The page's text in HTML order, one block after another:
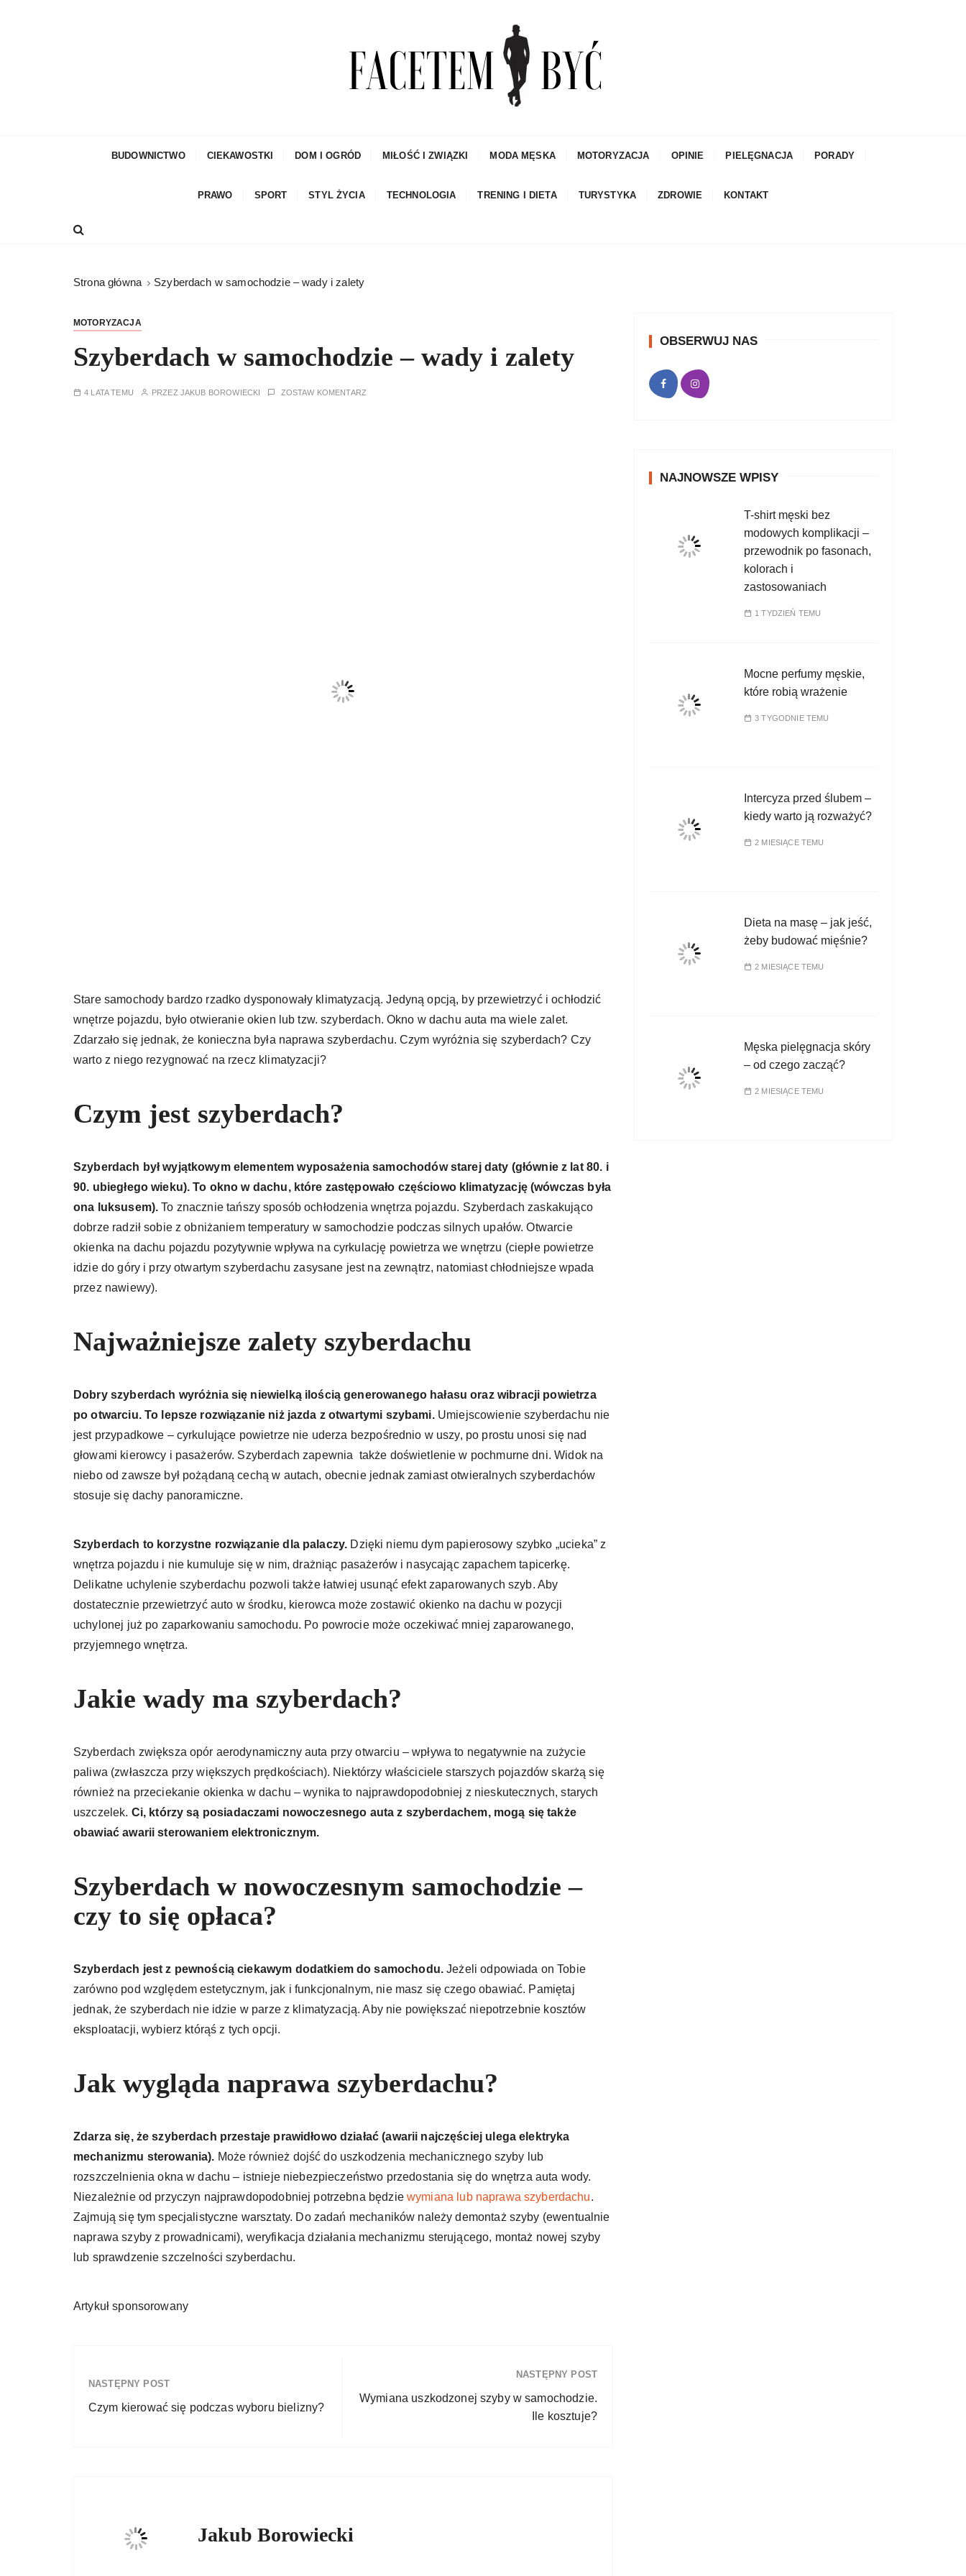
Facetem Być
BUDOWNICTWO CIEKAWOSTKI DOM I OGRÓD MIŁOŚĆ I ZWIĄZKI MODA MĘSKA MOTORYZACJA OPINIE PIELĘGNACJA PORADY
PRAWO SPORT STYL ŻYCIA TECHNOLOGIA TRENING I DIETA TURYSTYKA ZDROWIE KONTAKT
Strona główna Szyberdach w samochodzie – wady i zalety
MOTORYZACJA
Szyberdach w samochodzie – wady i zalety
4 LATA TEMU PRZEZ JAKUB BOROWIECKI ZOSTAW KOMENTARZ
Stare samochody bardzo rzadko dysponowały klimatyzacją. Jedyną opcją, by przewietrzyć i ochłodzić
wnętrze pojazdu, było otwieranie okien lub tzw. szyberdach. Okno w dachu auta ma wiele zalet.
Zdarzało się jednak, że konieczna była naprawa szyberdachu. Czym wyróżnia się szyberdach? Czy
warto z niego rezygnować na rzecz klimatyzacji?
Czym jest szyberdach?
Szyberdach był wyjątkowym elementem wyposażenia samochodów starej daty (głównie z lat 80. i
90. ubiegłego wieku). To okno w dachu, które zastępowało częściowo klimatyzację (wówczas była
ona luksusem).To znacznie tańszy sposób ochłodzenia wnętrza pojazdu. Szyberdach zaskakująco
dobrze radził sobie z obniżaniem temperatury w samochodzie podczas silnych upałów. Otwarcie
okienka na dachu pojazdu pozytywnie wpływa na cyrkulację powietrza we wnętrzu (ciepłe powietrze
idzie do góry i przy otwartym szyberdachu zasysane jest na zewnątrz, natomiast chłodniejsze wpada
przez nawiewy).
Najważniejsze zalety szyberdachu
Dobry szyberdach wyróżnia się niewielką ilością generowanego hałasu oraz wibracji powietrza
po otwarciu. To lepsze rozwiązanie niż jazda z otwartymi szybami. Umiejscowienie szyberdachu nie
jest przypadkowe – cyrkulujące powietrze nie uderza bezpośrednio w uszy, po prostu unosi się nad
głowami kierowcy i pasażerów. Szyberdach zapewnia także doświetlenie w pochmurne dni. Widok na
niebo od zawsze był pożądaną cechą w autach, obecnie jednak zamiast otwieralnych szyberdachów
stosuje się dachy panoramiczne.
Szyberdach to korzystne rozwiązanie dla palaczy. Dzięki niemu dym papierosowy szybko „ucieka” z
wnętrza pojazdu i nie kumuluje się w nim, drażniąc pasażerów i nasycając zapachem tapicerkę.
Delikatne uchylenie szyberdachu pozwoli także łatwiej usunąć efekt zaparowanych szyb. Aby
dostatecznie przewietrzyć auto w środku, kierowca może zostawić okienko na dachu w pozycji
uchylonej już po zaparkowaniu samochodu. Po powrocie może oczekiwać mniej zaparowanego,
przyjemnego wnętrza.
Jakie wady ma szyberdach?
Szyberdach zwiększa opór aerodynamiczny auta przy otwarciu – wpływa to negatywnie na zużycie
paliwa (zwłaszcza przy większych prędkościach). Niektórzy właściciele starszych pojazdów skarżą się
również na przeciekanie okienka w dachu – wynika to najprawdopodobniej z nieskutecznych, starych
uszczelek. Ci, którzy są posiadaczami nowoczesnego auta z szyberdachem, mogą się także
obawiać awarii sterowaniem elektronicznym.
Szyberdach w nowoczesnym samochodzie –
czy to się opłaca?
Szyberdach jest z pewnością ciekawym dodatkiem do samochodu. Jeżeli odpowiada on Tobie
zarówno pod względem estetycznym, jak i funkcjonalnym, nie masz się czego obawiać. Pamiętaj
jednak, że szyberdach nie idzie w parze z klimatyzacją. Aby nie powiększać niepotrzebnie kosztów
eksploatacji, wybierz którąś z tych opcji.
Jak wygląda naprawa szyberdachu?
Zdarza się, że szyberdach przestaje prawidłowo działać (awarii najczęściej ulega elektryka
mechanizmu sterowania). Może również dojść do uszkodzenia mechanicznego szyby lub
rozszczelnienia okna w dachu – istnieje niebezpieczeństwo przedostania się do wnętrza auta wody.
Niezależnie od przyczyn najprawdopodobniej potrzebna będzie wymiana lub naprawa szyberdachu.
Zajmują się tym specjalistyczne warsztaty. Do zadań mechaników należy demontaż szyby (ewentualnie
naprawa szyby z prowadnicami), weryfikacja działania mechanizmu sterującego, montaż nowej szyby
lub sprawdzenie szczelności szyberdachu.
Artykuł sponsorowany
NASTĘPNY POST
Czym kierować się podczas wyboru bielizny?
NASTĘPNY POST
Wymiana uszkodzonej szyby w samochodzie.
Ile kosztuje?
Jakub Borowiecki
OBSERWUJ NAS
NAJNOWSZE WPISY
T-shirt męski bez
modowych komplikacji –
przewodnik po fasonach,
kolorach i
zastosowaniach
1 TYDZIEŃ TEMU
Mocne perfumy męskie,
które robią wrażenie
3 TYGODNIE TEMU
Intercyza przed ślubem –
kiedy warto ją rozważyć?
2 MIESIĄCE TEMU
Dieta na masę – jak jeść,
żeby budować mięśnie?
2 MIESIĄCE TEMU
Męska pielęgnacja skóry
– od czego zacząć?
2 MIESIĄCE TEMU